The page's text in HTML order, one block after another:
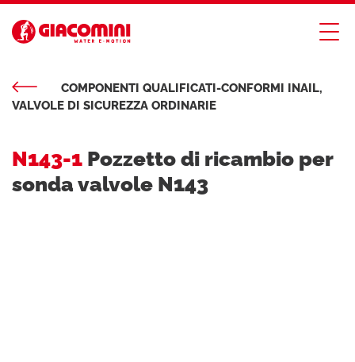
COMPONENTI QUALIFICATI-CONFORMI INAIL,
VALVOLE DI SICUREZZA ORDINARIE
N143-1 Pozzetto di ricambio per
sonda valvole N143